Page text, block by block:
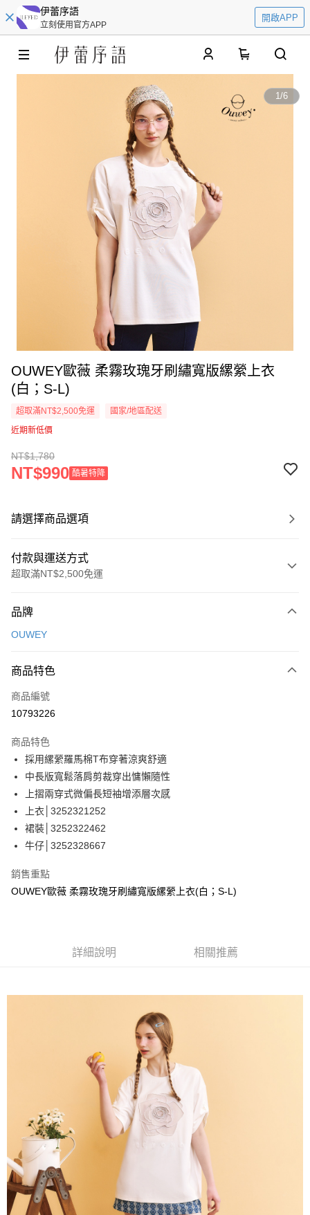
伊蕾序語
立刻使用官方APP
開啟APP
1/6
OUWEY歐薇 柔霧玫瑰牙刷繡寬版縲縈上衣
(白；S-L)
超取滿NT$2,500免運
國家/地區配送
近期新低價
NT$1,780
NT$990 酷暑特降
請選擇商品選項
付款與運送方式
超取滿NT$2,500免運
信用卡一次付款
3 期 0 利率 每期
合作金庫商業銀行
上海商業儲蓄銀行
臺灣中小企業銀行
匯豐（台灣）商業銀行
聯邦商業銀行
遠東國際商業銀行
元大商業銀行
永豐商業銀行
玉山商業銀行
台新國際商業銀行
台灣樂天信用卡公司
超商取貨付款
LINE Pay
Apple Pay
街口支付
悠遊付
全盈+PAY
大哥付你分期
【大哥付你分期使用說明】
1.本服務由台灣大哥大提供，台灣大哥大用戶可立即使用無須另外申請。
4.訂單成立30分鐘內，如未前往確認交易或遇審核未通過，訂單將自動取
2.透過簡訊連結打開帳單後，可選擇「超商條碼／台灣大直營門市／銀行轉
帳／街口支付／iPASS MONEY」等通路繳費。
1.本服務係由「台灣大哥大股份有限公司」（以下簡稱本公司）所提供，讓
用戶於交易時，得透過本服務購買商品或服務，並由商店將買賣／分期付款
買賣價金債權讓與本公司後，依約使用本公司帳單繳交帳款。
2.基於同意付款使用「大哥付你分期」之契約關係目的，商店將以您的個人
資料（包含姓名、電話或地址）提供予台灣大哥大進項蒐集、處理及利用，
由本公司與您本人進行分期帳單所需資料之確認、核對及更正。
3.完整用戶服務條款，請詳閱以下連結：
https://oppay.tw/userRule
AFTEE先享後付
１．簡單：不需註冊會員、不需綁卡、不需儲值。
１．於結帳方式選擇「AFTEE先享後付」後，將跳轉至「AFTEE先享後付」
結帳頁面，進行簡訊認證並確認金額後，即可完成結帳。
２．訂單成立數日內，您將收到繳費通知簡訊。
３．收到繳費通知簡訊後14天內，點擊此簡訊中的連結，可透過四大超商／
ATM／網路銀行／等多元方式進行付款，方視為交易完成。
※ 請注意：結帳手續完成當下不需立刻繳費，但若您需要取消訂單，請聯絡
購買商品的店家。未經商家同意取消之訂單仍視為有效，需透過AFTEE先享
後付繳納相關費用。
※ 交易是否成功請以「AFTEE先享後付 」之結帳頁面顯示為準，若有關於
是否繳費成功／繳費後需取消欲退款等相關疑問，請聯繫「AFTEE先享後付
客戶支援中心」https://netprotections.freshdesk.com/support/home
【注意事項】
１．透過由恩沛科技股份有限公司提供之「AFTEE先享後付」服務完成之交
易，需依本服務之必要範圍內提供個人資料，並將交易相關給付款項請求債
權轉讓予恩沛科技股份有限公司。
每筆NT$120，滿NT$2,500(含以上)免運費
每筆NT$120，滿NT$2,500(含以上)免運費
每筆NT$120，滿NT$2,500(含以上)免運費
7-11取貨付款
每筆NT$120，滿NT$2,500(含以上)免運費
付款後7-11取貨
每筆NT$120，滿NT$2,500(含以上)免運費
品牌
OUWEY
商品特色
商品編號
10793226
商品特色
採用縲縈羅馬棉T布穿著涼爽舒適
中長版寬鬆落肩剪裁穿出慵懶隨性
上摺兩穿式微偏長短袖增添層次感
上衣│3252321252
裙裝│3252322462
牛仔│3252328667
銷售重點
OUWEY歐薇 柔霧玫瑰牙刷繡寬版縲縈上衣(白；S-L)
詳細說明 相關推薦